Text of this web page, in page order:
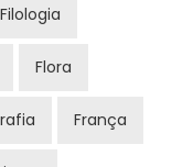
Filologia
Flora
França